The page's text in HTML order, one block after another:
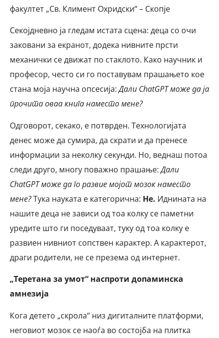
факултет „Св. Климент Охридски“ – Скопје
Секојдневно ја гледам истата сцена: деца со очи
заковани за екранот, додека нивните прсти
механички се движат по стаклото. Како научник и
професор, често си го поставувам прашањето кое
стана моја научна опсесија:Дали ChatGPT може да ја
прочита оваа книга наместо мене?
Одговорот, секако, е потврден. Технологијата
денес може да сумира, да скрати и да пренесе
информации за неколку секунди. Но, веднаш потоа
следи друго, многу поважно прашање:Дали
ChatGPT може да го развие мојот мозок наместо
мене?Тука науката е категорична: Не. Иднината на
нашите деца не зависи од тоа колку се паметни
уредите што ги поседуваат, туку од тоа колку е
развиен нивниот сопствен карактер. А карактерот,
драги родители, не се презема од интернет.
„Теретана за умот“ наспроти допаминска
амнезија
Кога детето „скрола“ низ дигиталните платформи,
неговиот мозок се наоѓа во состојба на плитка